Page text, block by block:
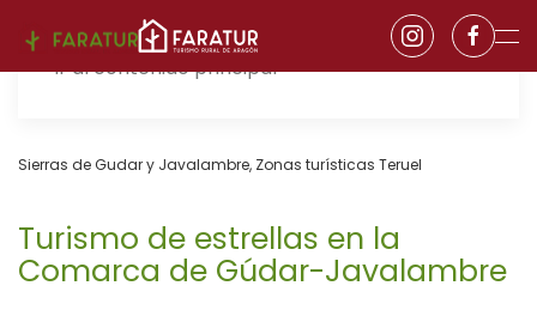
Ir al contenido principal
Sierras de Gudar y Javalambre, Zonas turísticas Teruel
Turismo de estrellas en la
Comarca de Gúdar-Javalambre